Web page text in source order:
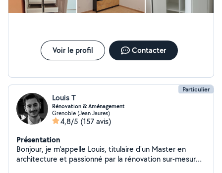
Voir le profil Contacter
Particulier
Louis T
Rénovation & Aménagement
Grenoble (Jean Jaures)
4,8/5 (157 avis)
Présentation
Bonjour, je m'appelle Louis, titulaire d'un Master en
architecture et passionné par la rénovation sur-mesure.